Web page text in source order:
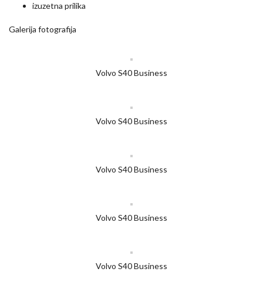
izuzetna prilika
Galerija fotografija
Volvo S40 Business
Volvo S40 Business
Volvo S40 Business
Volvo S40 Business
Volvo S40 Business